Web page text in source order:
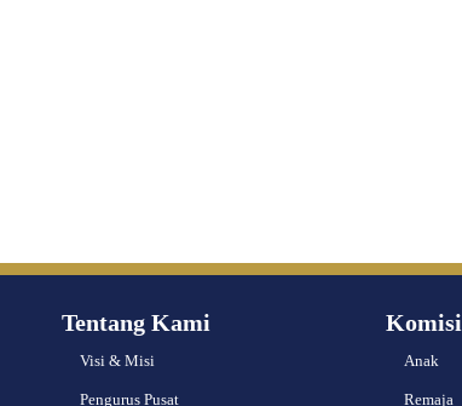
Tentang Kami
Visi & Misi
Pengurus Pusat
Komisi
Anak
Remaja